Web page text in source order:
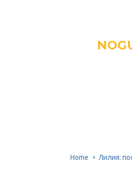
Home Лилия: